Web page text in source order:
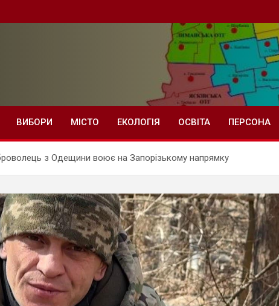
ВИБОРИ МІСТО ЕКОЛОГІЯ ОСВІТА ПЕРСОНА
з Одещини воює на Запорізькому напрямку